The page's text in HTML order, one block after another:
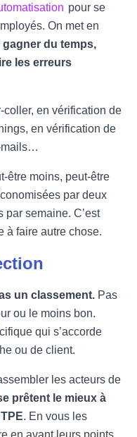
pour se
On met en
du temps,
les erreurs
coller, en vérification de
en vérification de
mails…
être moins, peut-être
par deux
par semaine. C’est
à faire autre chose.
un classement. Pas
ou le moins bon.
qui s’accorde
ou de client.
les acteurs de
prêtent le mieux à
. En vous les
en avant leurs points